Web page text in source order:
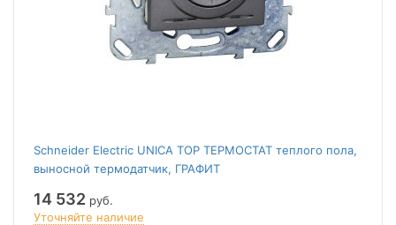
Schneider Electric UNICA TOP ТЕРМОСТАТ теплого пола,
выносной термодатчик, ГРАФИТ
14 532 руб.
Уточняйте наличие